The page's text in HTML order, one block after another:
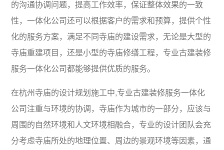
的沟通协调问题，提高工作效率，保证整体效果的一致
性，一体化公司还可以根据客户的需求和预算，提供个性
化的服务方案，满足不同寺庙的建设需求，无论是大型的
寺庙重建项目，还是小型的寺庙修缮工程，专业古建装修
服务一体化公司都能够提供优质的服务。
在杭州寺庙的设计规划施工中,专业古建装修服务一体化
公司注重与环境的协调，寺庙作为城市的一部分，应该与
周围的自然环境和人文环境相融合，专业的设计团队会充
分考虑寺庙所处的地理位置、周边的景观环境等因素，通